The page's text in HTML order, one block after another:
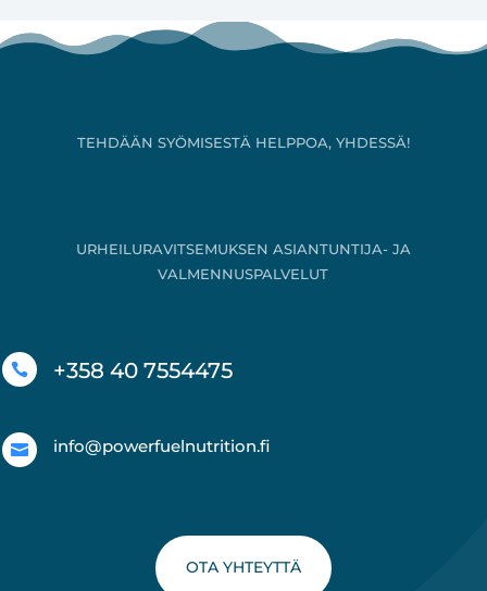
TEHDÄÄN SYÖMISESTÄ HELPPOA, YHDESSÄ!
URHEILURAVITSEMUKSEN ASIANTUNTIJA- JA
VALMENNUSPALVELUT
 +358 40 7554475
 info@powerfuelnutrition.fi
OTA YHTEYTTÄ